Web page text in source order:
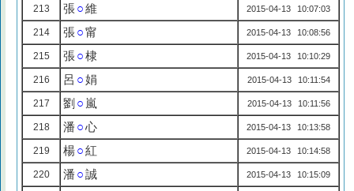
213 張○維 2015-04-13 10:07:03
214 張○甯 2015-04-13 10:08:56
215 張○棣 2015-04-13 10:10:29
216 呂 ○娟 2015-04-13 10:11:54
217 劉 ○ 嵐 2015-04-13 10:11:56
218 潘 ○心 2015-04-13 10:13:58
219 楊○紅 2015-04-13 10:14:58
220 潘 ○誠 2015-04-13 10:15:09